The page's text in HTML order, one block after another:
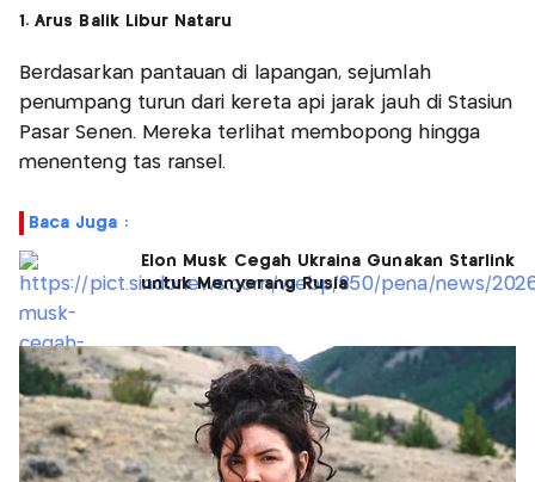
1. Arus Balik Libur Nataru
Berdasarkan pantauan di lapangan, sejumlah
penumpang turun dari kereta api jarak jauh di Stasiun
Pasar Senen. Mereka terlihat membopong hingga
menenteng tas ransel.
Baca Juga :
Elon Musk Cegah Ukraina Gunakan Starlink
untuk Menyerang Rusia